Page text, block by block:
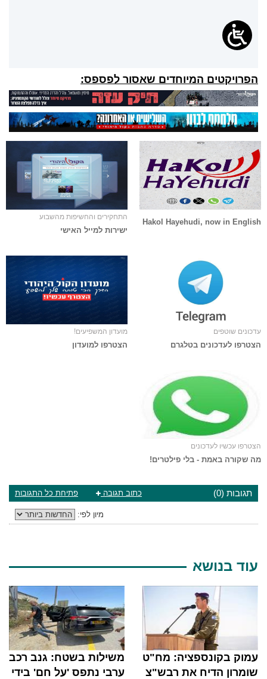
הפרויקטים המיוחדים שאסור לפספס:
Hakol Hayehudi, now in English
התחקירים והחשיפות מהשבוע
ישירות למייל האישי
עדכונים שוטפים
הצטרפו לעדכונים בטלגרם
מועדון המשפיעים!
הצטרפו למועדון
הצטרפו עכשיו לעדכונים
מה שקורה באמת - בלי פילטרים!
תגובות (0) פתיחת כל התגובות כתוב תגובה
מיון לפי:
עוד בנושא
עמוק בקונספציה: מח"ט
שומרון הדיח את רבש"צ
משילות בשטח: גנב רכב
ערבי נתפס 'על חם' בידי